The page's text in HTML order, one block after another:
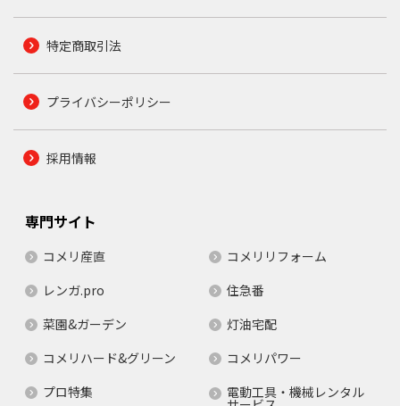
特定商取引法
プライバシーポリシー
採用情報
専門サイト
コメリ産直
コメリリフォーム
レンガ.pro
住急番
菜園&ガーデン
灯油宅配
コメリハード&グリーン
コメリパワー
プロ特集
電動工具・機械レンタル